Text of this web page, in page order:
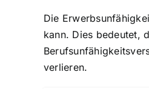
Die
kann. Dies bedeutet,
verlieren.